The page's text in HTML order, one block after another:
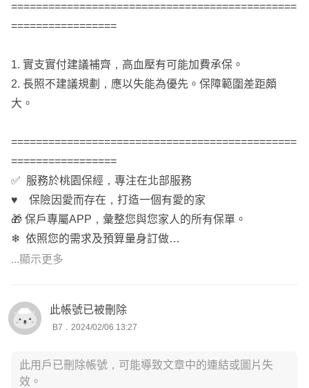
==============================================
=================
1. 實支實付建議補齊，高血壓有可能加費承保。
2. 長照不建議規劃，應以失能為優先。保障範圍差距頗
大。
==============================================
=================
✅ 服務於桃園保經，專注在北部服務
♥ 保險因愛而存在，打造一個有愛的家
🎁 保戶專屬APP，彙整您與您家人的所有保單。
❄ 依照您的需求及預算量身訂做
❄ 線上諮詢請您【點擊大頭貼】
...顯示更多
此帳號已被刪除
B7．2024/02/06 13:27
此用戶已刪除帳號，可能導致文章中的連結或圖片失
效。